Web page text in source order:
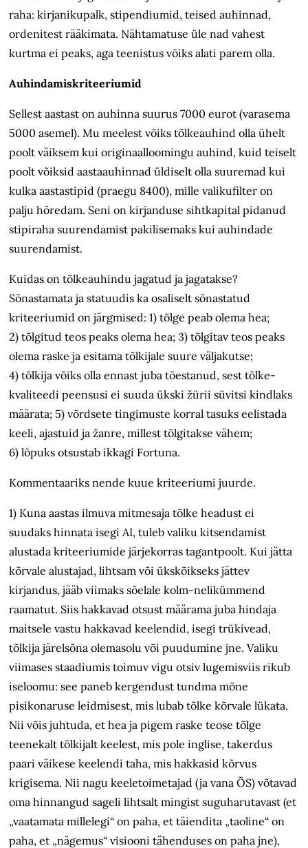
raha: kirjaniku­palk, stipendiumid, teised auhinnad,
ordenitest rääkimata. Nähtamatuse üle nad vahest
kurtma ei peaks, aga teenistus võiks alati parem olla.
Auhindamiskriteeriumid
Sellest aastast on auhinna suurus 7000 eurot (varasema
5000 asemel). Mu meelest võiks tõlkeauhind olla ühelt
poolt väiksem kui originaalloomingu auhind, kuid teiselt
poolt võiksid aastaauhinnad üldiselt olla suuremad kui
kulka aasta­stipid (praegu 8400), mille valikufilter on
palju hõredam. Seni on kirjanduse sihtkapital pidanud
stipiraha suurendamist pakilisemaks kui auhindade
suurendamist.
Kuidas on tõlkeauhindu jagatud ja jagatakse?
Sõnastamata ja statuudis ka osaliselt sõnastatud
kriteeriumid on järgmised: 1) tõlge peab olema hea;
2) tõlgitud teos peaks olema hea; 3) tõlgitav teos peaks
olema raske ja esitama tõlkijale suure väljakutse;
4) tõlkija võiks olla ennast juba tõestanud, sest tõlke­
kvaliteedi peensusi ei suuda ükski žürii süvitsi kindlaks
määrata; 5) võrdsete tingimuste korral tasuks eelistada
keeli, ajastuid ja žanre, millest tõlgitakse vähem;
6) lõpuks otsustab ikkagi Fortuna.
Kommentaariks nende kuue kriteeriumi juurde.
1) Kuna aastas ilmuva mitmesaja tõlke headust ei
suudaks hinnata isegi AI, tuleb valiku kitsendamist
alustada kriteeriumide järjekorras tagantpoolt. Kui jätta
kõrvale alustajad, lihtsam või ükskõikseks jättev
kirjandus, jääb viimaks sõelale kolm-nelikümmend
raamatut. Siis hakkavad otsust määrama juba hindaja
maitsele vastu hakkavad keelendid, isegi trükivead,
tõlkija järelsõna olemasolu või puudumine jne. Valiku
viimases staadiumis toimuv vigu otsiv lugemisviis rikub
iseloomu: see paneb kergendust tundma mõne
pisikonaruse leidmisest, mis lubab tõlke kõrvale lükata.
Nii võis juhtuda, et hea ja pigem raske teose tõlge
teenekalt tõlkijalt keelest, mis pole inglise, takerdus
paari väikese keelendi taha, mis hakkasid kõrvus
krigisema. Nii nagu keeletoimetajad (ja vana ÕS) võtavad
oma hinnangud sageli lihtsalt mingist suguharutavast (et
„vaatamata millelegi“ on paha, et täiendita „taoline“ on
paha, et „nägemus“ visiooni tähenduses on paha jne),